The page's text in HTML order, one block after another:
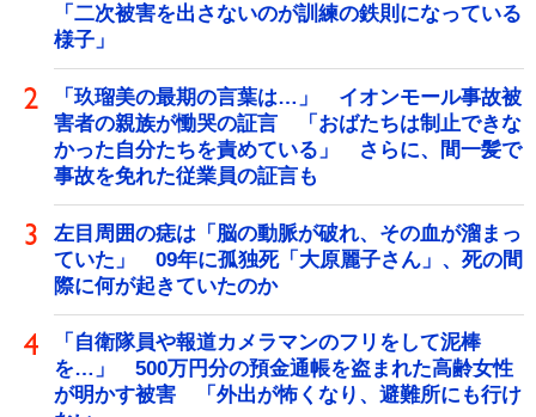
「二次被害を出さないのが訓練の鉄則になっている
様子」
「玖瑠美の最期の言葉は…」 イオンモール事故被
害者の親族が慟哭の証言 「おばたちは制止できな
かった自分たちを責めている」 さらに、間一髪で
事故を免れた従業員の証言も
左目周囲の痣は「脳の動脈が破れ、その血が溜まっ
ていた」 09年に孤独死「大原麗子さん」、死の間
際に何が起きていたのか
「自衛隊員や報道カメラマンのフリをして泥棒
を…」 500万円分の預金通帳を盗まれた高齢女性
が明かす被害 「外出が怖くなり、避難所にも行け